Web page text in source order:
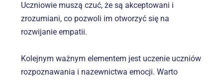
Uczniowie muszą czuć, że są akceptowani i
zrozumiani, co pozwoli im otworzyć się na
rozwijanie empatii.
Kolejnym ważnym elementem jest uczenie uczniów
rozpoznawania i nazewnictwa emocji. Warto